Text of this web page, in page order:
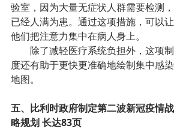
验室，因为大量无症状人群需要检测，
已经人满为患。通过这项措施，可以让
他们把注意力集中在病人身上。
除了减轻医疗系统负担外，这项制
度还有助于更快更准确地绘制集中感染
地图。
五、比利时政府制定第二波新冠疫情战
略规划 长达83页